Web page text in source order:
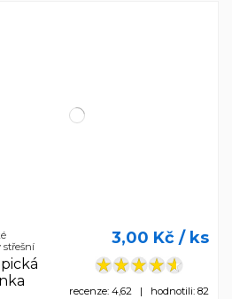
3,00 Kč/ ks
recenze: 4,62 | hodnotili: 82